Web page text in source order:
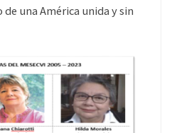
una América unida y sin